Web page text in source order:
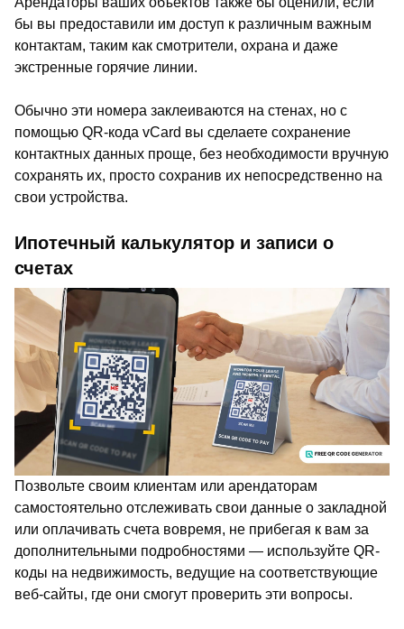
бы вы предоставили им доступ к различным важным
контактам, таким как смотрители, охрана и даже
экстренные горячие линии.
Обычно эти номера заклеиваются на стенах, но с
помощью QR-кода vCard вы сделаете сохранение
контактных данных проще, без необходимости вручную
сохранять их, просто сохранив их непосредственно на
свои устройства.
Ипотечный калькулятор и записи о
счетах
Позвольте своим клиентам или арендаторам
самостоятельно отслеживать свои данные о закладной
или оплачивать счета вовремя, не прибегая к вам за
дополнительными подробностями — используйте QR-
коды на недвижимость, ведущие на соответствующие
веб-сайты, где они смогут проверить эти вопросы.